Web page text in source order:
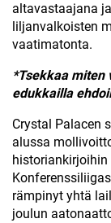
altavastaajana
liljanvalkoisten
vaatimatonta.
*Tsekkaa miten
edukkailla
Crystal Palacen
alussa
historiankirjoihin
rämpinyt yhtä
joulun